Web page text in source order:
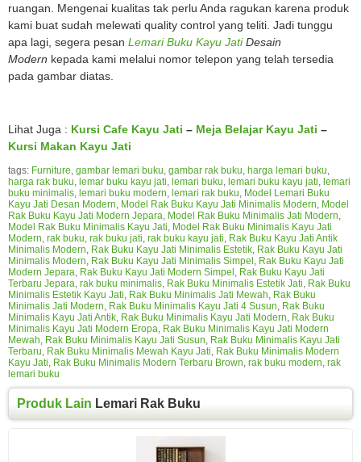
ruangan. Mengenai kualitas tak perlu Anda ragukan karena produk
kami buat sudah melewati quality control yang teliti. Jadi tunggu
apa lagi, segera pesan Lemari Buku Kayu JatiDesain
Modern kepada kami melalui nomor telepon yang telah tersedia
pada gambar diatas.
Lihat Juga : Kursi Cafe Kayu Jati – Meja Belajar Kayu Jati –
Kursi Makan Kayu Jati
tags: Furniture gambar lemari buku gambar rak buku harga lemari buku
harga rak buku lemar buku kayu jati lemari buku lemari buku kayu jati lemari
buku minimalis lemari buku modern lemari rak buku Model Lemari Buku
Kayu Jati Desan Modern Model Rak Buku Kayu Jati Minimalis Modern Model
Rak Buku Kayu Jati Modern Jepara Model Rak Buku Minimalis Jati Modern
Model Rak Buku Minimalis Kayu Jati Model Rak Buku Minimalis Kayu Jati
Modern rak buku rak buku jati rak buku kayu jati Rak Buku Kayu Jati Antik
Minimalis Modern Rak Buku Kayu Jati Minimalis Estetik Rak Buku Kayu Jati
Minimalis Modern Rak Buku Kayu Jati Minimalis Simpel Rak Buku Kayu Jati
Modern Jepara Rak Buku Kayu Jati Modern Simpel Rak Buku Kayu Jati
Terbaru Jepara rak buku minimalis Rak Buku Minimalis Estetik Jati Rak Buku
Minimalis Estetik Kayu Jati Rak Buku Minimalis Jati Mewah Rak Buku
Minimalis Jati Modern Rak Buku Minimalis Kayu Jati 4 Susun Rak Buku
Minimalis Kayu Jati Antik Rak Buku Minimalis Kayu Jati Modern Rak Buku
Minimalis Kayu Jati Modern Eropa Rak Buku Minimalis Kayu Jati Modern
Mewah Rak Buku Minimalis Kayu Jati Susun Rak Buku Minimalis Kayu Jati
Terbaru Rak Buku Minimalis Mewah Kayu Jati Rak Buku Minimalis Modern
Kayu Jati Rak Buku Minimalis Modern Terbaru Brown rak buku modern rak
lemari buku
Produk Lain Lemari Rak Buku